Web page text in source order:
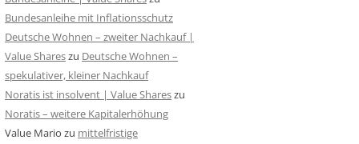
Bundesanleihe mit Inflationsschutz
Deutsche Wohnen – zweiter Nachkauf |
Value Shareszu Deutsche Wohnen –
spekulativer, kleiner Nachkauf
Noratis ist insolvent | Value Shareszu
Noratis – weitere Kapitalerhöhung
Value Mario zu mittelfristige